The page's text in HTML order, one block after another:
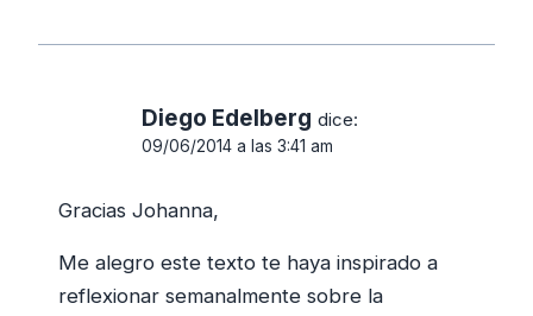
Diego Edelberg dice:
09/06/2014 a las 3:41 am
Gracias Johanna,
Me alegro este texto te haya inspirado a
reflexionar semanalmente sobre la